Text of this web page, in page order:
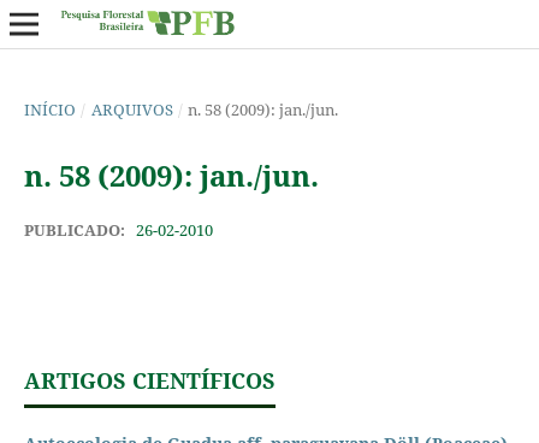
INÍCIO / ARQUIVOS / n. 58 (2009): jan./jun.
n. 58 (2009): jan./jun.
PUBLICADO: 26-02-2010
ARTIGOS CIENTÍFICOS